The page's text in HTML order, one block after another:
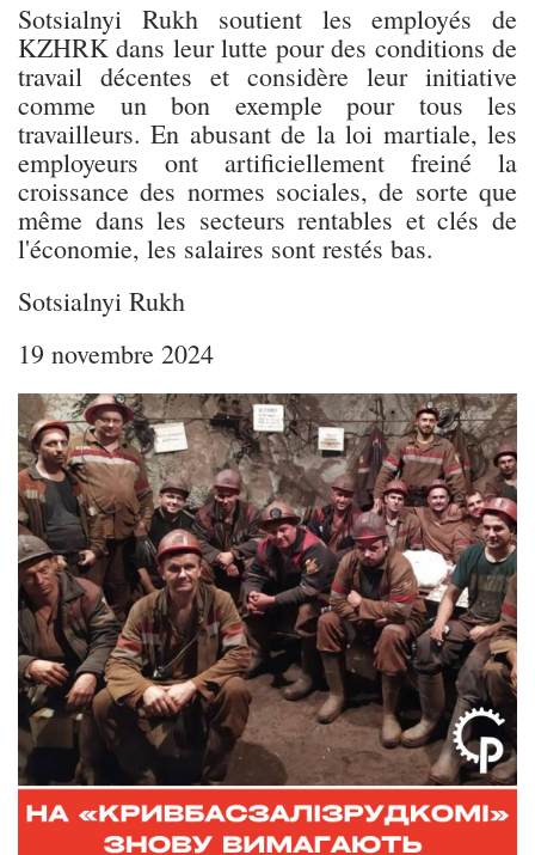
Sotsialnyi Rukh soutient les employés de
KZHRK dans leur lutte pour des conditions de
travail décentes et considère leur initiative
comme un bon exemple pour tous les
travailleurs. En abusant de la loi martiale, les
employeurs ont artificiellement freiné la
croissance des normes sociales, de sorte que
même dans les secteurs rentables et clés de
l'économie, les salaires sont restés bas.
Sotsialnyi Rukh
19 novembre 2024